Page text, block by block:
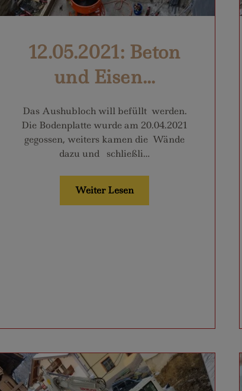
12.05.2021: Beton
und Eisen...
Das Aushubloch will befüllt werden.
Die Bodenplatte wurde am 20.04.2021
gegossen, weiters kamen die Wände
dazu und schließli…
Weiter Lesen